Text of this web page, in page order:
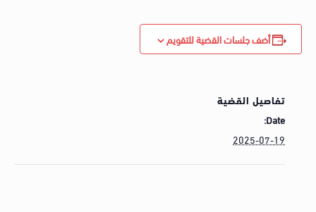
أضف جلسات القضية للتقويم
تفاصيل القضية
Date:
2025-07-19